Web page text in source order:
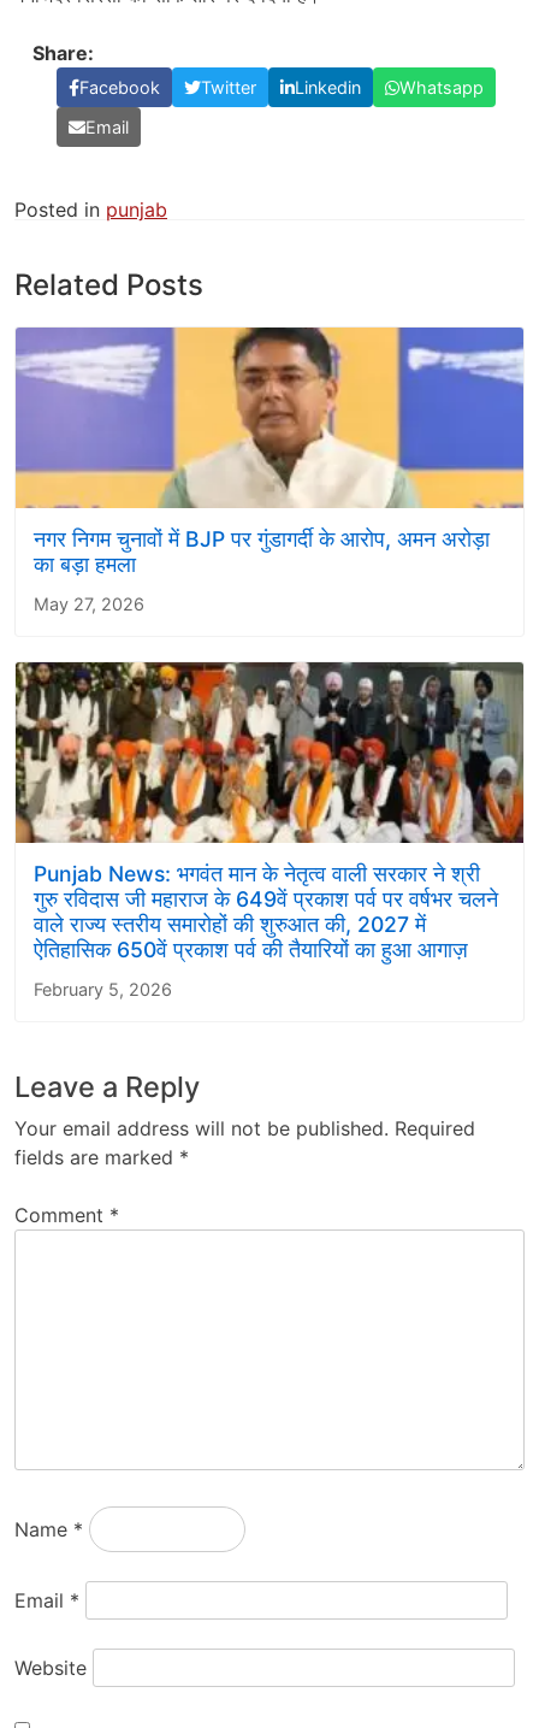
Share:
Facebook Twitter Linkedin
Whatsapp
Email
Posted in punjab
Related Posts
नगर निगम चुनावों में BJP पर गुंडागर्दी के आरोप, अमन अरोड़ा
का बड़ा हमला
May 27, 2026
Punjab News: भगवंत मान के नेतृत्व वाली सरकार ने श्री
गुरु रविदास जी महाराज के 649वें प्रकाश पर्व पर वर्षभर चलने
वाले राज्य स्तरीय समारोहों की शुरुआत की, 2027 में
ऐतिहासिक 650वें प्रकाश पर्व की तैयारियों का हुआ आगाज़
February 5, 2026
Leave a Reply
Your email address will not be published. Required
fields are marked *
Comment *
Name *
Email *
Website